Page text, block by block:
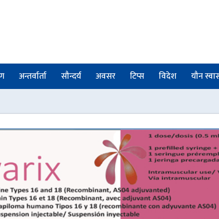
अन्तर्वार्ता सौन्दर्य अवसर टिप्स विदेश यौन